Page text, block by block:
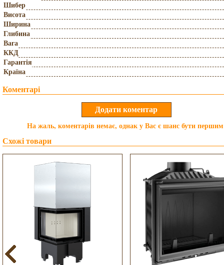
Шибер
Висота
Ширина
Глибина
Вага
ККД
Гарантія
Країна
Коментарі
На жаль, коментарів немає, однак у Вас є шанс бути
Схожі товари